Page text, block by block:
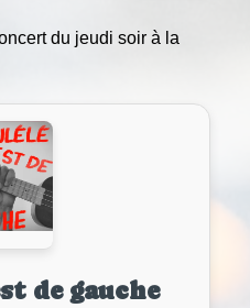
du jeudi soir à la
de gauche